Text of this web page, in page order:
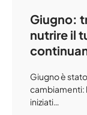
Giugno:
nutrire il
Giugno è
cambiamenti:
iniziati…